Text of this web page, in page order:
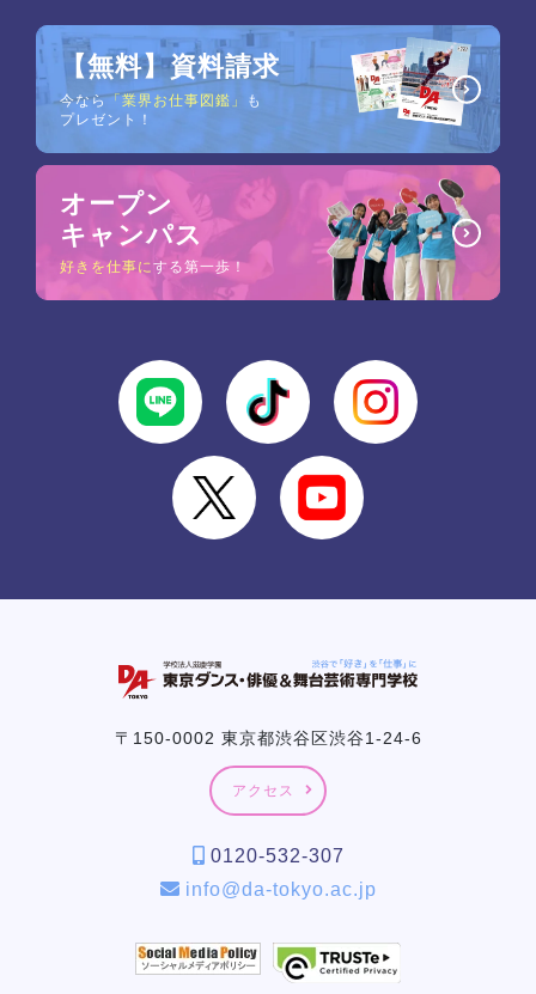
【無料】資料請求
今なら「業界お仕事図鑑」
も
プレゼント！
オープン
キャンパス
好きを仕事にする第一歩！
〒150-0002 東京都渋谷区渋谷1-24-6
アクセス
0120-532-307
info@da-tokyo.ac.jp